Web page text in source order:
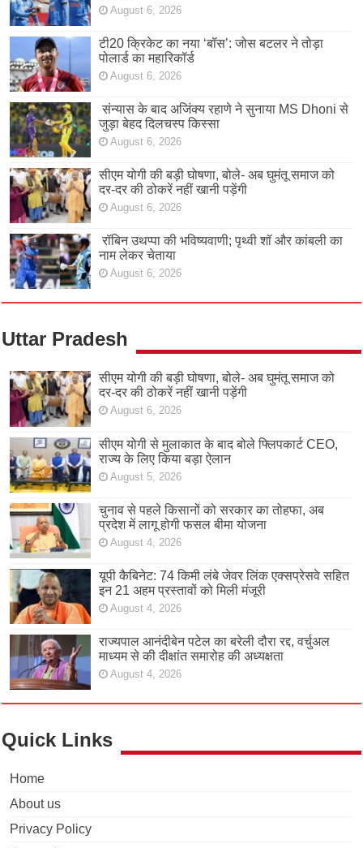
August 6, 2026
टी20 क्रिकेट का नया ‘बॉस’: जोस बटलर ने तोड़ा
पोलार्ड का महारिकॉर्ड
August 6, 2026
संन्यास के बाद अजिंक्‍य रहाणे ने सुनाया MS Dhoni से
जुड़ा बेहद दिलचस्प किस्सा
August 6, 2026
सीएम योगी की बड़ी घोषणा, बोले- अब घुमंतू समाज को
दर-दर की ठोकरें नहीं खानी पड़ेंगी
August 6, 2026
रॉबिन उथप्पा की भविष्यवाणी; पृथ्वी शॉ और कांबली का
नाम लेकर चेताया
August 6, 2026
Uttar Pradesh
सीएम योगी की बड़ी घोषणा, बोले- अब घुमंतू समाज को
दर-दर की ठोकरें नहीं खानी पड़ेंगी
August 6, 2026
सीएम योगी से मुलाकात के बाद बोले फ्लिपकार्ट CEO,
राज्य के लिए किया बड़ा ऐलान
August 5, 2026
चुनाव से पहले किसानों को सरकार का तोहफा, अब
प्रदेश में लागू होगी फसल बीमा योजना
August 4, 2026
यूपी कैबिनेट: 74 किमी लंबे जेवर लिंक एक्सप्रेसवे सहित
इन 21 अहम प्रस्तावों को मिली मंजूरी
August 4, 2026
राज्यपाल आनंदीबेन पटेल का बरेली दौरा रद्द, वर्चुअल
माध्यम से की दीक्षांत समारोह की अध्यक्षता
August 4, 2026
Quick Links
Home
About us
Privacy Policy